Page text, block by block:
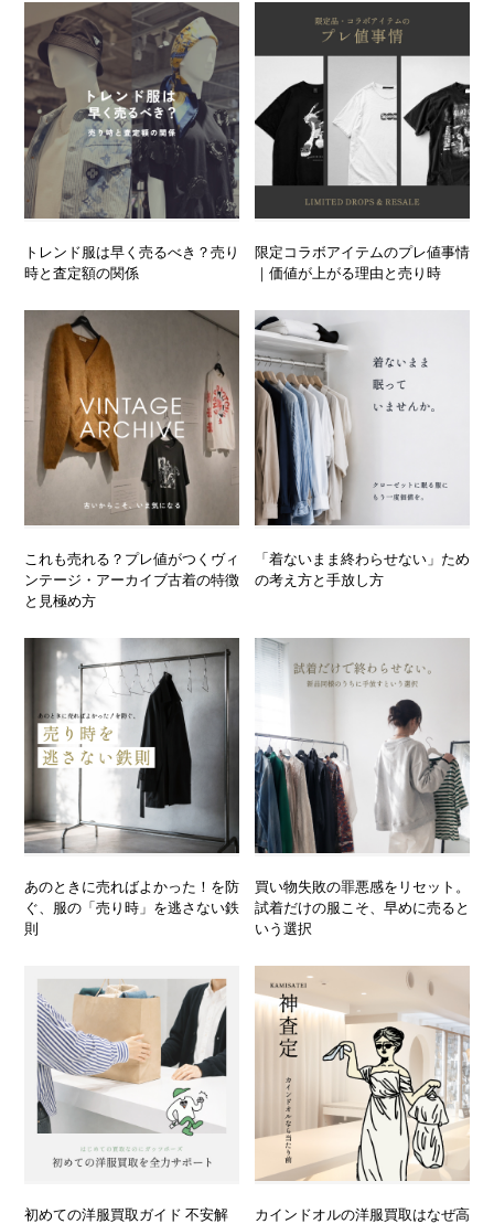
トレンド服は早く売るべき？売り
時と査定額の関係
限定コラボアイテムのプレ値事情
｜価値が上がる理由と売り時
これも売れる？プレ値がつくヴィ
ンテージ・アーカイブ古着の特徴
と見極め方
「着ないまま終わらせない」ため
の考え方と手放し方
あのときに売ればよかった！を防
ぐ、服の「売り時」を逃さない鉄
則
買い物失敗の罪悪感をリセット。
試着だけの服こそ、早めに売ると
いう選択
初めての洋服買取ガイド 不安解
カインドオルの洋服買取はなぜ高